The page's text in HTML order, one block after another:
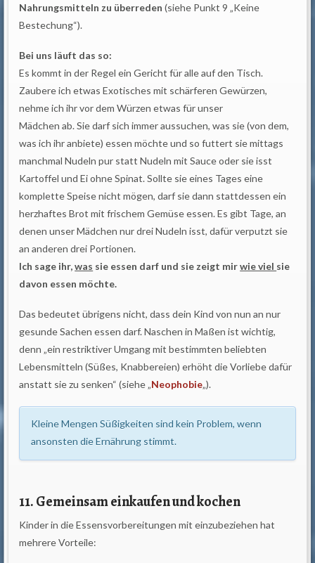
Nahrungsmitteln zu überreden(siehe Punkt 9 „Keine
Bestechung“).
Bei uns läuft das so:
Es kommt in der Regel ein Gericht für alle auf den Tisch.
Zaubere ich etwas Exotisches mit schärferen Gewürzen,
nehme ich ihr vor dem Würzen etwas für unser
Mädchen ab. Sie darf sich immer aussuchen, was sie (von dem,
was ich ihr anbiete) essen möchte und so futtert sie mittags
manchmal Nudeln pur statt Nudeln mit Sauce oder sie isst
Kartoffel und Ei ohne Spinat. Sollte sie eines Tages eine
komplette Speise nicht mögen, darf sie dann stattdessen ein
herzhaftes Brot mit frischem Gemüse essen. Es gibt Tage, an
denen unser Mädchen nur drei Nudeln isst, dafür verputzt sie
an anderen drei Portionen.
Ich sage ihr,was sie essen darf und sie zeigt mirwie viel sie
davon essen möchte.
Das bedeutet übrigens nicht, dass dein Kind von nun an nur
gesunde Sachen essen darf. Naschen in Maßen ist wichtig,
denn „ein restriktiver Umgang mit bestimmten beliebten
Lebensmitteln (Süßes, Knabbereien) erhöht die Vorliebe dafür
anstatt sie zu senken“ (siehe „Neophobie„).
Kleine Mengen Süßigkeiten sind kein Problem, wenn
ansonsten die Ernährung stimmt.
11. Gemeinsam einkaufen und kochen
Kinder in die Essensvorbereitungen mit einzubeziehen hat
mehrere Vorteile: